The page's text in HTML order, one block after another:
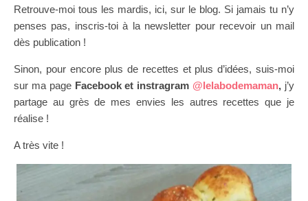
Retrouve-moi tous les mardis, ici, sur le blog. Si jamais tu n’y
penses pas, inscris-toi à la newsletter pour recevoir un mail
dès publication !
Sinon, pour encore plus de recettes et plus d’idées, suis-moi
sur ma pageFacebook et instragram @lelabodemaman, j’y
partage au grès de mes envies les autres recettes que je
réalise !
A très vite !